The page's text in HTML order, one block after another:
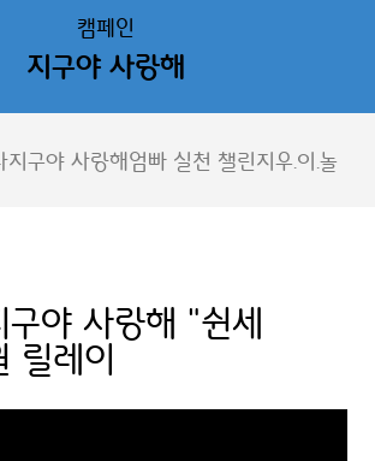
캠페인
지구야 사랑해
지구야 사랑해엄빠 실천 챌린지우.이.놀
야 사랑해 "쉰세
릴레이